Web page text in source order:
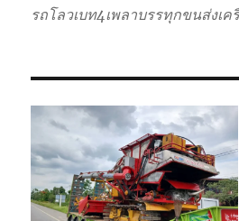
รถโลวเบท4เพลาบรรทุกขนส่งเค